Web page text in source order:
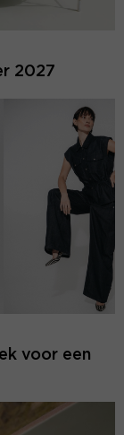
2027
voor een